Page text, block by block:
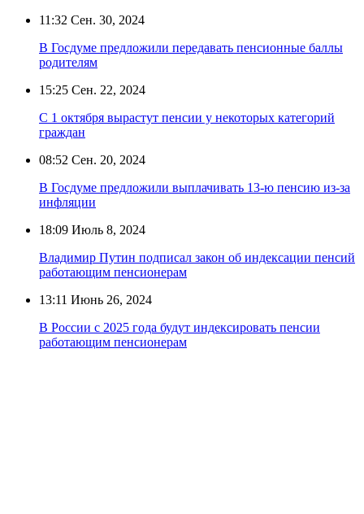
11:32 Сен. 30, 2024
В Госдуме предложили передавать пенсионные баллы
родителям
15:25 Сен. 22, 2024
С 1 октября вырастут пенсии у некоторых категорий
граждан
08:52 Сен. 20, 2024
В Госдуме предложили выплачивать 13-ю пенсию из-за
инфляции
18:09 Июль 8, 2024
Владимир Путин подписал закон об индексации пенсий
работающим пенсионерам
13:11 Июнь 26, 2024
В России с 2025 года будут индексировать пенсии
работающим пенсионерам